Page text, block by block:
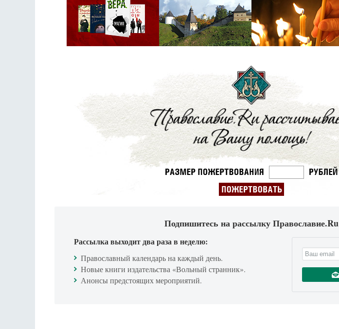
Подпишитесь на рассылку Православие.Ru
Рассылка выходит два раза в неделю:
Православный календарь на каждый день.
Новые книги издательства «Вольный странник».
Анонсы предстоящих мероприятий.